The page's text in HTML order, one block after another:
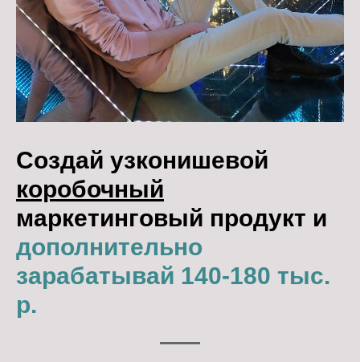
Создай узконишевой
коробочный
маркетинговый продукт и
дополнительно
зарабатывай 140-180 тыс.
р.